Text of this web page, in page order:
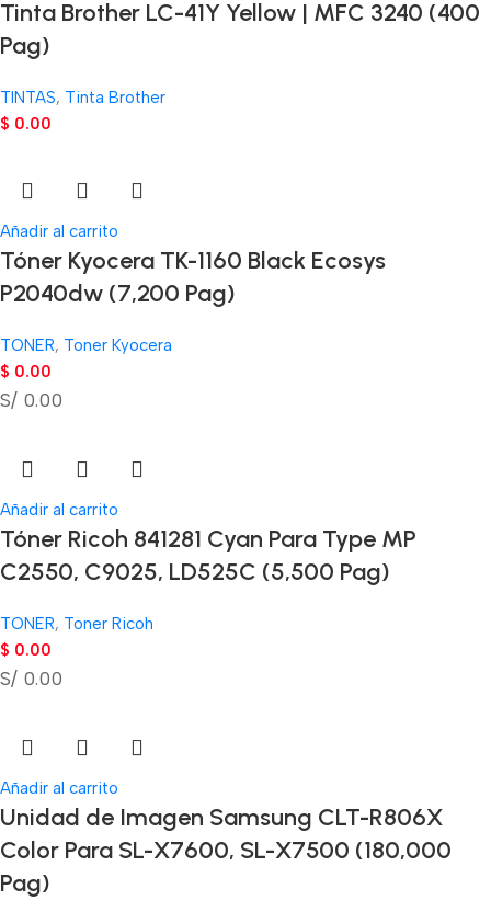
Tinta Brother LC-41Y Yellow | MFC 3240 (400
Pag)
TINTAS, Tinta Brother
$ 0.00
Añadir al carrito
Tóner Kyocera TK-1160 Black Ecosys
P2040dw (7,200 Pag)
TONER, Toner Kyocera
$ 0.00
S/ 0.00
Añadir al carrito
Tóner Ricoh 841281 Cyan Para Type MP
C2550, C9025, LD525C (5,500 Pag)
TONER, Toner Ricoh
$ 0.00
S/ 0.00
Añadir al carrito
Unidad de Imagen Samsung CLT-R806X
Color Para SL-X7600, SL-X7500 (180,000
Pag)